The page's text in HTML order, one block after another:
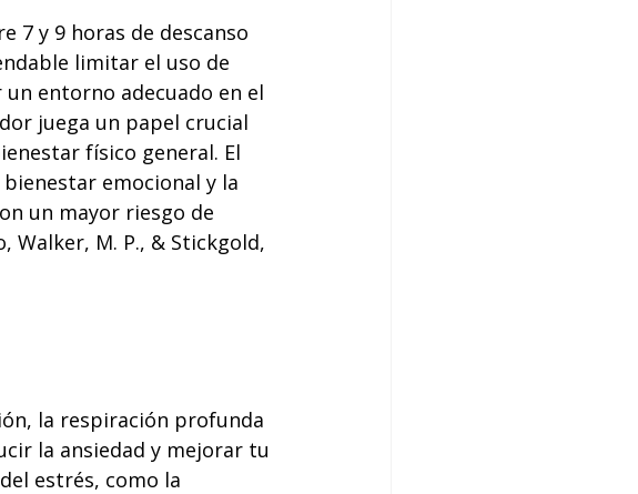
7 y 9 horas de descanso
limitar el uso de
entorno adecuado en el
juega un papel crucial
físico general. El
emocional y la
un mayor riesgo de
Walker, M. P., & Stickgold,
la respiración profunda
la ansiedad y mejorar tu
estrés, como la